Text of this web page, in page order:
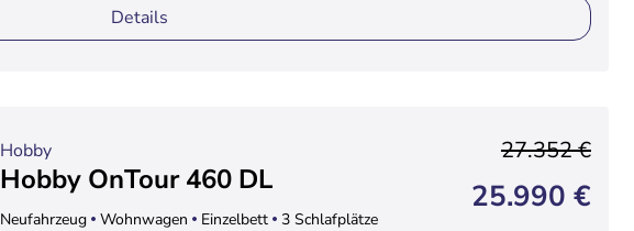
Details
Hobby
Hobby OnTour 460 DL
Neufahrzeug Wohnwagen Einzelbett 3 Schlafplätze
25.990 €
27.352 €